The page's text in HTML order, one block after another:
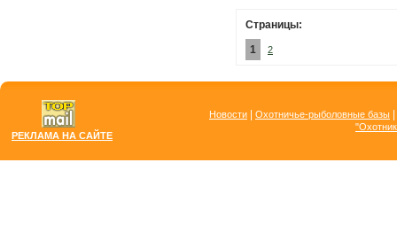
Страницы:
1
2
РЕКЛАМА НА САЙТЕ
Новости Охотничье-рыболовные базы